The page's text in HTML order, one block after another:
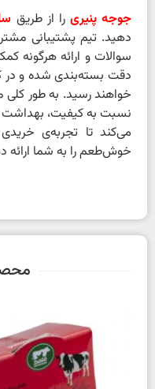
جوجه پنیری را از طریق
دهید. تیم پشتیبانی
سوالات و ارائه هرگونه
دقت بسته‌بندی شده و در
خواهند رسید. به طور کلی
نسبت به کیفیت، بهداشت
می‌کند تا تجربه‌ی
خوش‌طعم را به شما ارائه